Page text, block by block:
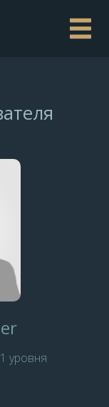
уровня